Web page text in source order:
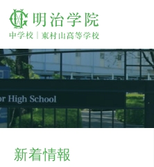
学校案内
中学校
新着情報